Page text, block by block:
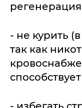
- не курить
так как